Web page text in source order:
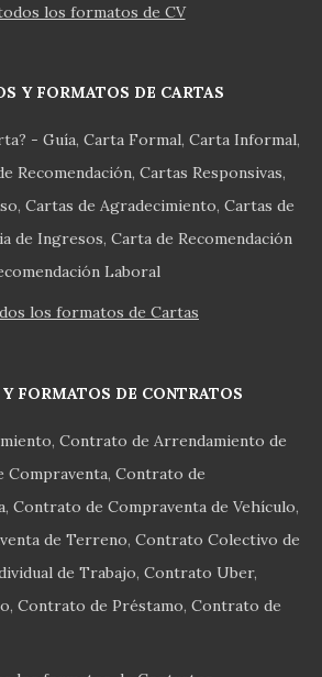
los formatos de CV
Y FORMATOS DE CARTAS
- Guía Carta Formal Carta Informal
Recomendación Cartas Responsivas
Cartas de Agradecimiento Cartas de
de Ingresos Carta de Recomendación
Laboral
los formatos de Cartas
FORMATOS DE CONTRATOS
Contrato de Arrendamiento de
Compraventa Contrato de
Contrato de Compraventa de Vehículo
de Terreno Contrato Colectivo de
de Trabajo Contrato Uber
Contrato de Préstamo Contrato de